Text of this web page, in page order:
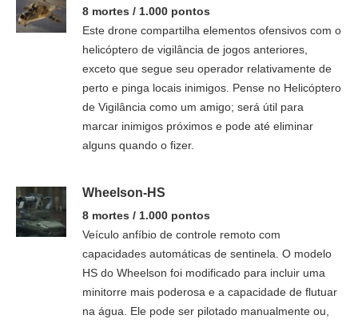
8 mortes / 1.000 pontos
Este drone compartilha elementos ofensivos com o
helicóptero de vigilância de jogos anteriores,
exceto que segue seu operador relativamente de
perto e pinga locais inimigos. Pense no Helicóptero
de Vigilância como um amigo; será útil para
marcar inimigos próximos e pode até eliminar
alguns quando o fizer.
Wheelson-HS
8 mortes / 1.000 pontos
Veículo anfíbio de controle remoto com
capacidades automáticas de sentinela. O modelo
HS do Wheelson foi modificado para incluir uma
minitorre mais poderosa e a capacidade de flutuar
na água. Ele pode ser pilotado manualmente ou,